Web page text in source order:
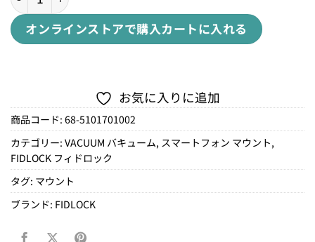
オンラインストアで購入カートに入れる
お気に入りに追加
商品コード: 68-5101701002
カテゴリー: VACUUM バキューム, スマートフォン マウント,
FIDLOCK フィドロック
タグ: マウント
ブランド: FIDLOCK